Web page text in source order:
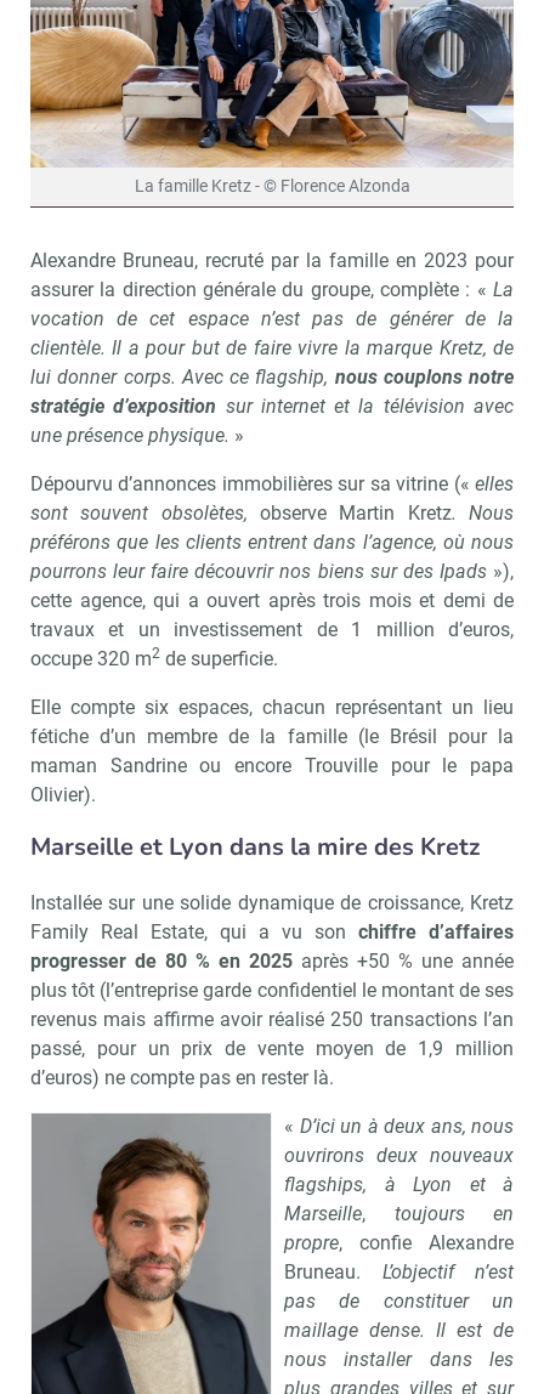
La famille Kretz - © Florence Alzonda
Alexandre Bruneau, recruté par la famille en 2023 pour
assurer la direction générale du groupe, complète : « La
vocation de cet espace n’est pas de générer de la
clientèle. Il a pour but de faire vivre la marque Kretz, de
lui donner corps. Avec ce flagship, nous couplons notre
stratégie d’exposition sur internet et la télévision avec
une présence physique. »
Dépourvu d’annonces immobilières sur sa vitrine (« elles
sont souvent obsolètes, observe Martin Kretz. Nous
préférons que les clients entrent dans l’agence, où nous
pourrons leur faire découvrir nos biens sur des Ipads»),
cette agence, qui a ouvert après trois mois et demi de
travaux et un investissement de 1 million d’euros,
occupe 320 m2 de superficie.
Elle compte six espaces, chacun représentant un lieu
fétiche d’un membre de la famille (le Brésil pour la
maman Sandrine ou encore Trouville pour le papa
Olivier).
Marseille et Lyon dans la mire des Kretz
Installée sur une solide dynamique de croissance, Kretz
Family Real Estate, qui a vu son chiffre d’affaires
progresser de 80 % en 2025 après +50 % une année
plus tôt (l’entreprise garde confidentiel le montant de ses
revenus mais affirme avoir réalisé 250 transactions l’an
passé, pour un prix de vente moyen de 1,9 million
d’euros) ne compte pas en rester là.
« D’ici un à deux ans, nous
ouvrirons deux nouveaux
flagships, à Lyon et à
Marseille, toujours en
propre, confie Alexandre
Bruneau. L’objectif n’est
pas de constituer un
maillage dense. Il est de
nous installer dans les
plus grandes villes et sur